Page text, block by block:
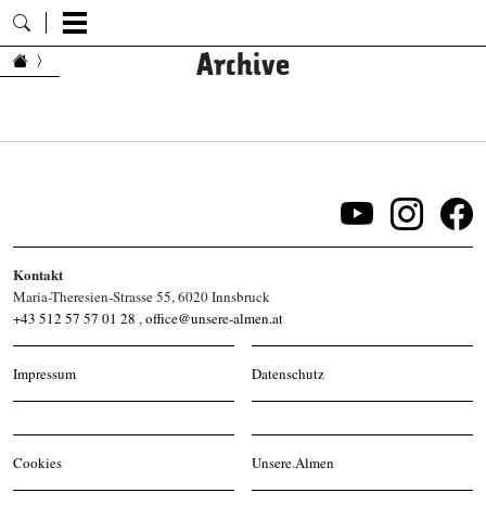
Zum Inhalt springen Archive
Kontakt
Maria-Theresien-Strasse 55, 6020 Innsbruck
+43 512 57 57 01 28 ,office@unsere-almen.at
Impressum Datenschutz
Cookies Unsere.Almen